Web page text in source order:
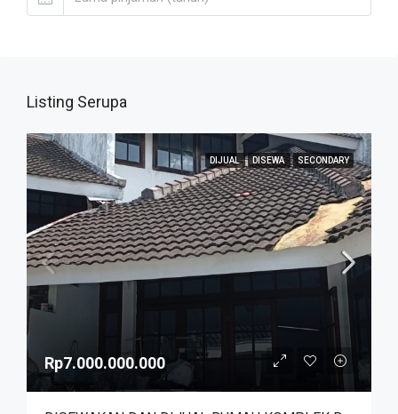
Listing Serupa
DIJUAL DISEWA SECONDARY
Rp7.000.000.000